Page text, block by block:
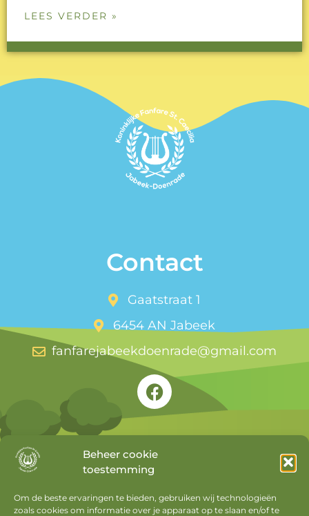
Beheer cookie
toestemming
Om de beste ervaringen te bieden, gebruiken wij technologieën
zoals cookies om informatie over je apparaat op te slaan en/of te
LEES VERDER »
Contact
Gaatstraat 1
6454 AN Jabeek
fanfarejabeekdoenrade@gmail.com
Snel naar